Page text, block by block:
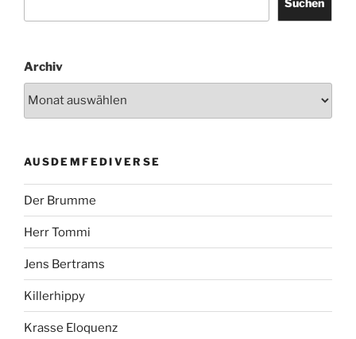
Archiv
AUSDEMFEDIVERSE
Der Brumme
Herr Tommi
Jens Bertrams
Killerhippy
Krasse Eloquenz